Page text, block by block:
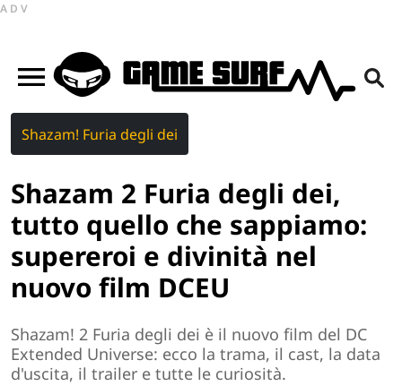
ADV
Shazam! Furia degli dei
Shazam 2 Furia degli dei,
tutto quello che sappiamo:
supereroi e divinità nel
nuovo film DCEU
Shazam! 2 Furia degli dei è il nuovo film del DC
Extended Universe: ecco la trama, il cast, la data
d'uscita, il trailer e tutte le curiosità.